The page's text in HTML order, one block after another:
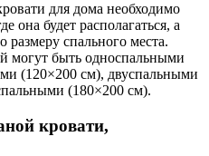
для дома необходимо
она будет располагаться, а
спального места.
могут быть односпальными
(120×200 см), двуспальными
(180×200 см).
кровати,